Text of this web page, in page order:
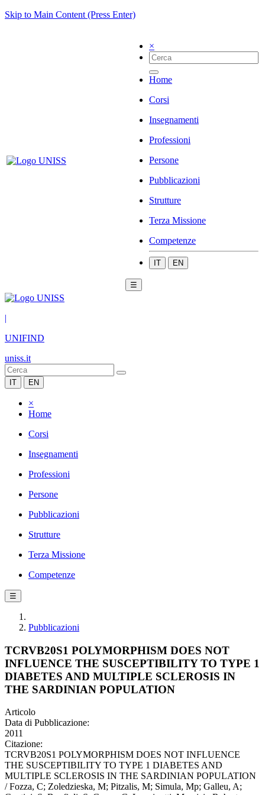
Skip to Main Content (Press Enter)
×
Home
Corsi
Insegnamenti
Professioni
Persone
Pubblicazioni
Strutture
Terza Missione
Competenze
IT EN
☰
|
UNIFIND
uniss.it
IT EN
×
Home
Corsi
Insegnamenti
Professioni
Persone
Pubblicazioni
Strutture
Terza Missione
Competenze
☰
Pubblicazioni
TCRVB20S1 POLYMORPHISM DOES NOT
INFLUENCE THE SUSCEPTIBILITY TO TYPE 1
DIABETES AND MULTIPLE SCLEROSIS IN
THE SARDINIAN POPULATION
Articolo
Data di Pubblicazione:
2011
Citazione:
TCRVB20S1 POLYMORPHISM DOES NOT INFLUENCE
THE SUSCEPTIBILITY TO TYPE 1 DIABETES AND
MULTIPLE SCLEROSIS IN THE SARDINIAN POPULATION
/ Fozza, C; Zoledzieska, M; Pitzalis, M; Simula, Mp; Galleu, A;